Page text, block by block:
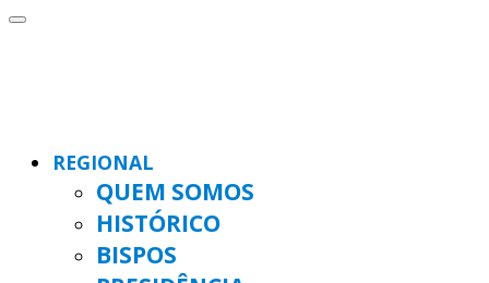
REGIONAL
QUEM SOMOS
HISTÓRICO
BISPOS